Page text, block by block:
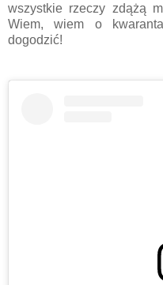
wszystkie rzeczy zdążą
Wiem, wiem o
dogodzić!